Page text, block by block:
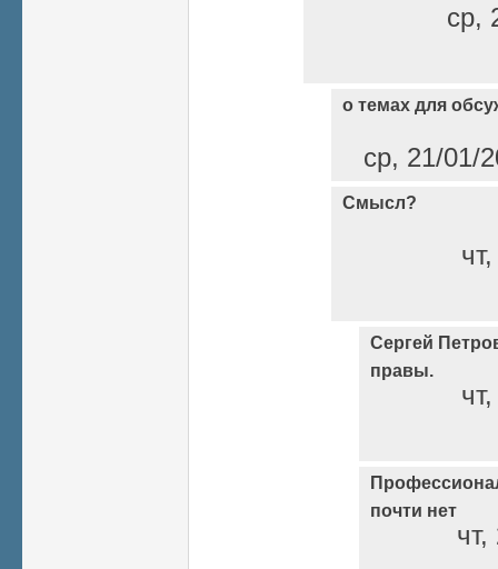
ср,
о темах для
ср, 21/01/
Смысл?
Сергей
правы.
почти нет